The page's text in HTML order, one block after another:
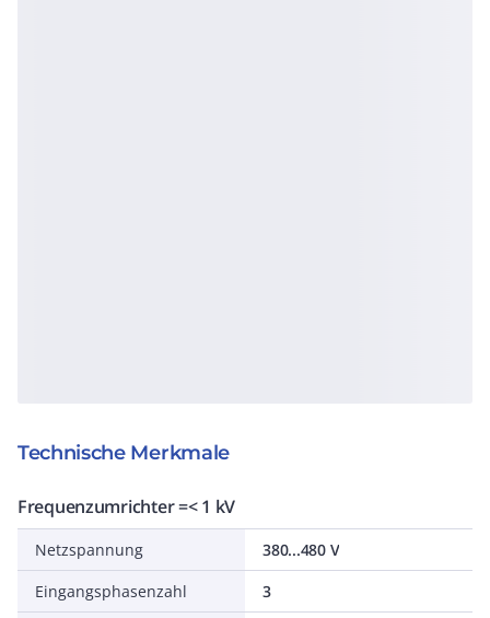
Technische Merkmale
Frequenzumrichter =< 1 kV
Netzspannung
380...480 V
Eingangsphasenzahl
3